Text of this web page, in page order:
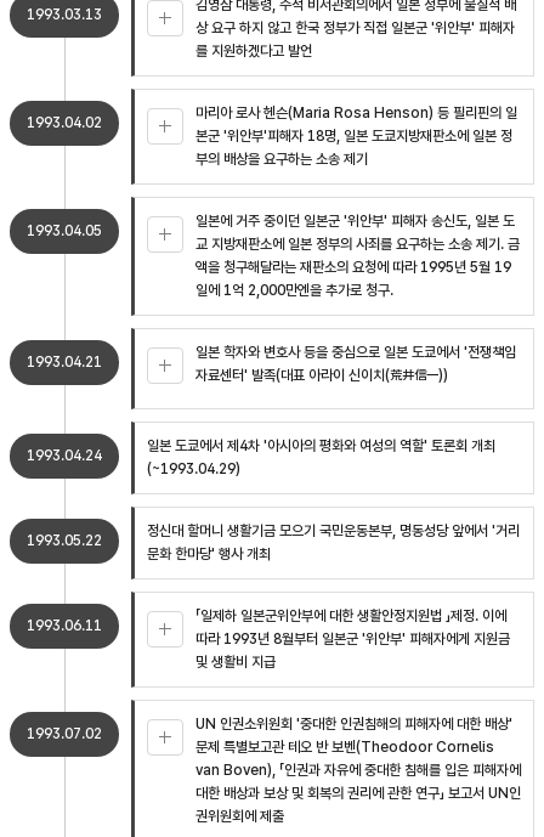
1993.03.13
김영삼 대통령, 수석 비서관회의에서 일본 정부에 물질적 배
상 요구 하지 않고 한국 정부가 직접 일본군 '위안부' 피해자
를 지원하겠다고 발언
1993.04.02
마리아 로사 헨슨(Maria Rosa Henson) 등 필리핀의 일
본군 '위안부'피해자 18명, 일본 도쿄지방재판소에 일본 정
부의 배상을 요구하는 소송 제기
1993.04.05
일본에 거주 중이던 일본군 '위안부' 피해자 송신도, 일본 도
교 지방재판소에 일본 정부의 사죄를 요구하는 소송 제기. 금
액을 청구해달라는 재판소의 요청에 따라 1995년 5월 19
일에 1억 2,000만엔을 추가로 청구.
1993.04.21
일본 학자와 변호사 등을 중심으로 일본 도쿄에서 '전쟁책임
자료센터' 발족(대표 아라이 신이치(荒井信一))
1993.04.24
일본 도쿄에서 제4차 '아시아의 평화와 여성의 역할' 토론회 개최
(~1993.04.29)
1993.05.22
정신대 할머니 생활기금 모으기 국민운동본부, 명동성당 앞에서 '거리
문화 한마당' 행사 개최
1993.06.11
「일제하 일본군위안부에 대한 생활안정지원법 」제정. 이에
따라 1993년 8월부터 일본군 '위안부' 피해자에게 지원금
및 생활비 지급
1993.07.02
UN 인권소위원회 '중대한 인권침해의 피해자에 대한 배상'
문제 특별보고관 테오 반 보벤(Theodoor Cornelis
van Boven), 「인권과 자유에 중대한 침해를 입은 피해자에
대한 배상과 보상 및 회복의 권리에 관한 연구」 보고서 UN인
권위원회에 제출